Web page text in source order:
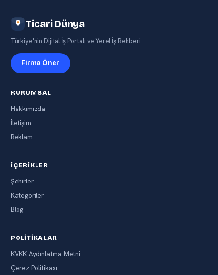
Ticari Dünya
Türkiye'nin Dijital İş Portalı ve Yerel İş Rehberi
Firma Öner
KURUMSAL
Hakkımızda
İletişim
Reklam
İÇERIKLER
Şehirler
Kategoriler
Blog
POLITIKALAR
KVKK Aydınlatma Metni
Çerez Politikası